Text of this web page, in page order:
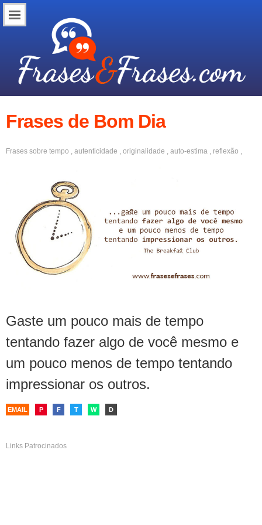
Frases de Bom Dia
Frases sobre tempo , autenticidade , originalidade , auto-estima , reflexão ,
Gaste um pouco mais de tempo
tentando fazer algo de você mesmo e
um pouco menos de tempo tentando
impressionar os outros.
EMAIL P F T W D
Links Patrocinados